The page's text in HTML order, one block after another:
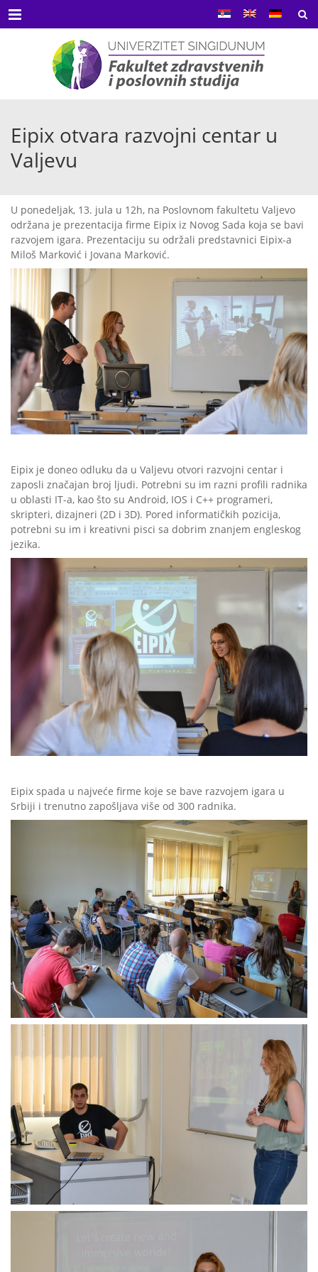
Menu
Eipix otvara razvojni centar u
Valjevu
U ponedeljak, 13. jula u 12h, na Poslovnom fakultetu Valjevo
održana je prezentacija firme Eipix iz Novog Sada koja se bavi
razvojem igara. Prezentaciju su održali predstavnici Eipix-a
Miloš Marković i Jovana Marković.
Eipix je doneo odluku da u Valjevu otvori razvojni centar i
zaposli značajan broj ljudi. Potrebni su im razni profili radnika
u oblasti IT-a, kao što su Android, IOS i C++ programeri,
skripteri, dizajneri (2D i 3D). Pored informatičkih pozicija,
potrebni su im i kreativni pisci sa dobrim znanjem engleskog
jezika.
Eipix spada u najveće firme koje se bave razvojem igara u
Srbiji i trenutno zapošljava više od 300 radnika.